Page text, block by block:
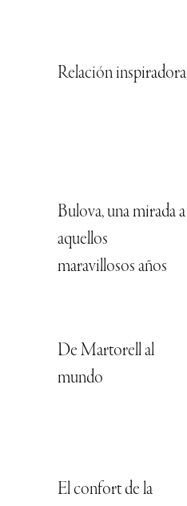
Relación inspiradora
Bulova, una mirada a
aquellos
maravillosos años
De Martorell al
mundo
El confort de la